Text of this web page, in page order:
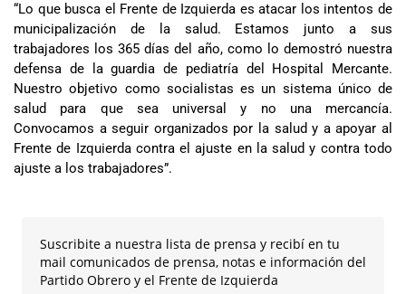
“Lo que busca el Frente de Izquierda es atacar los intentos de
municipalización de la salud. Estamos junto a sus
trabajadores los 365 días del año, como lo demostró nuestra
defensa de la guardia de pediatría del Hospital Mercante.
Nuestro objetivo como socialistas es un sistema único de
salud para que sea universal y no una mercancía.
Convocamos a seguir organizados por la salud y a apoyar al
Frente de Izquierda contra el ajuste en la salud y contra todo
ajuste a los trabajadores”.
Suscribite a nuestra lista de prensa y recibí en tu
mail comunicados de prensa, notas e información del
Partido Obrero y el Frente de Izquierda